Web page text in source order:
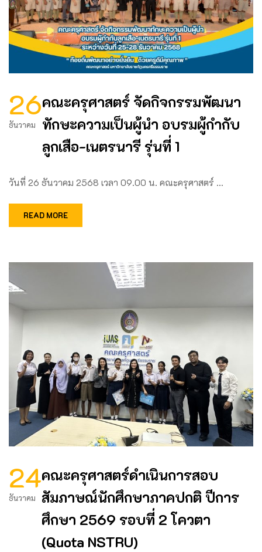
26
ธันวาคม
คณะครุศาสตร์ จัดกิจกรรมพัฒนา
ทักษะความเป็นผู้นำ อบรมผู้กำกับ
ลูกเสือ-เนตรนารี รุ่นที่ 1
วันที่ 26 ธันวาคม 2568 เวลา 09.00 น. คณะครุศาสตร์ …
READ MORE
24
ธันวาคม
คณะครุศาสตร์ดำเนินการสอบ
สัมภาษณ์นักศึกษาภาคปกติ ปีการ
ศึกษา 2569 รอบที่ 2 โควตา
(Quota NSTRU)